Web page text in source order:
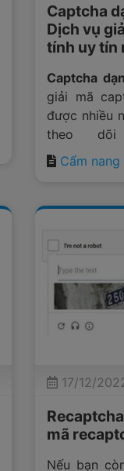
Captcha
Dịch vụ
tính uy tín
Captcha
giải mã
được nhiều
theo
của
những vấn đề
Cẩm
17/12/
mã
Nếu bạn